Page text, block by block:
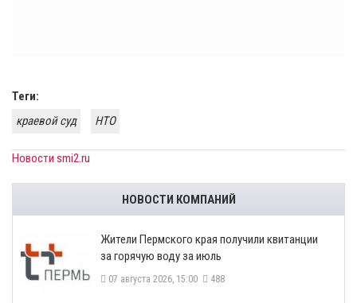
Теги:
краевой суд
НТО
Новости smi2.ru
НОВОСТИ КОМПАНИЙ
​Жители Пермского края получили квитанции
за горячую воду за июль
07 августа 2026, 15:00 488